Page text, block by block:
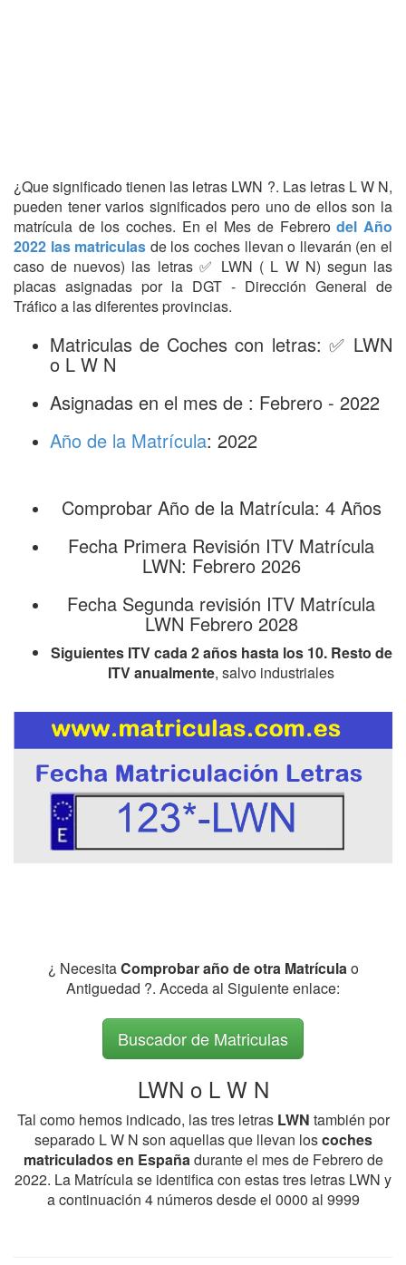
¿Que significado tienen las letras LWN ?. Las letras L W N,
pueden tener varios significados pero uno de ellos son la
matrícula de los coches. En el Mes de Febrerodel Año
2022 las matriculas de los coches llevan o llevarán (en el
caso de nuevos) las letras ✅ LWN ( L W N) segun las
placas asignadas por la DGT - Dirección General de
Tráfico a las diferentes provincias.
Matriculas de Coches con letras: ✅ LWN
o L W N
Asignadas en el mes de : Febrero - 2022
Año de la Matrícula: 2022
Comprobar Año de la Matrícula: 4 Años
Fecha Primera Revisión ITV Matrícula
LWN: Febrero 2026
Fecha Segunda revisión ITV Matrícula
LWN Febrero 2028
Siguientes ITV cada 2 años hasta los 10. Resto de
ITV anualmente, salvo industriales
¿ NecesitaComprobar año de otra Matrículao
Antiguedad ?. Acceda al Siguiente enlace:
Buscador de Matriculas
LWN o L W N
Tal como hemos indicado, las tres letras LWN también por
separado L W N son aquellas que llevan loscoches
matriculados en Españadurante el mes de Febrero de
2022. La Matrícula se identifica con estas tres letras LWN y
a continuación 4 números desde el 0000 al 9999